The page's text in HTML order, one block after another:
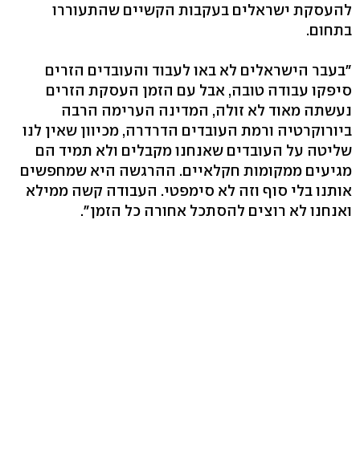
להעסקת ישראלים בעקבות הקשיים שהתעוררו
בתחום.
"בעבר הישראלים לא באו לעבוד והעובדים הזרים
סיפקו עבודה טובה, אבל עם הזמן העסקת הזרים
נעשתה מאוד לא זולה, המדינה הערימה הרבה
ביורוקרטיה ורמת העובדים הדרדרה, מכיוון שאין לנו
שליטה על העובדים שאנחנו מקבלים ולא תמיד הם
מגיעים ממקומות חקלאיים. ההרגשה היא שמחפשים
אותנו בלי סוף וזה לא סימפטי. העבודה קשה ממילא
ואנחנו לא רוצים להסתכל אחורה כל הזמן".